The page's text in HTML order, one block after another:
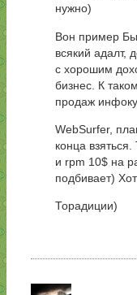
нужно)
Вон пример
всякий адалт,
с хорошим
бизнес. К
продаж
WebSurfer,
конца
и rpm 10$ на
подбивает)
Торадиции)